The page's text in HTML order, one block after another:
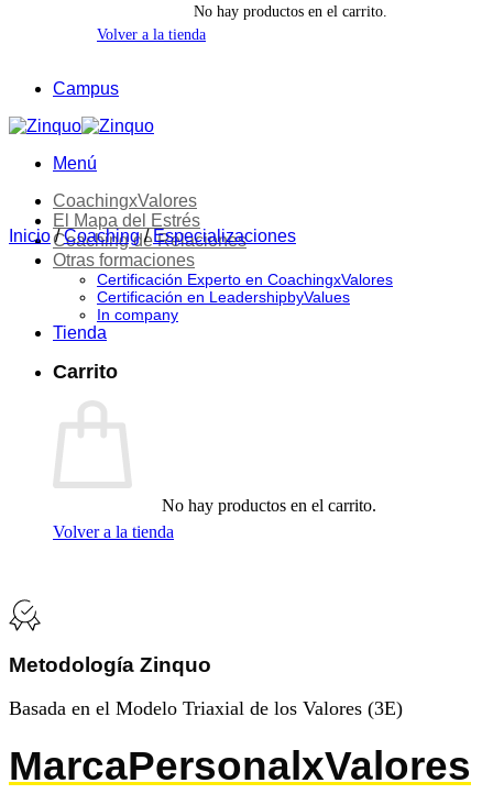
finalidad
enviarte
gratuitos,
como
de
productos
y/o
servicios
(prospección
comercial).
Tu
legitimación
se
a
través
Destinatarios
debes
saber
facilitas
estarán
ubicados
plataforma
Infusionsoft,
No hay productos en el carrito.
Volver a la tienda
Campus
Menú
CoachingxValores
El Mapa del Estrés
Coaching de Relaciones
Otras formaciones
Certificación Experto en CoachingxValores
Certificación en LeadershipbyValues
In company
Tienda
Carrito
No hay productos en el carrito.
Volver a la tienda
Inicio / Coaching / Especializaciones
Metodología Zinquo
Basada en el Modelo Triaxial de los Valores (3E)
MarcaPersonalxValores